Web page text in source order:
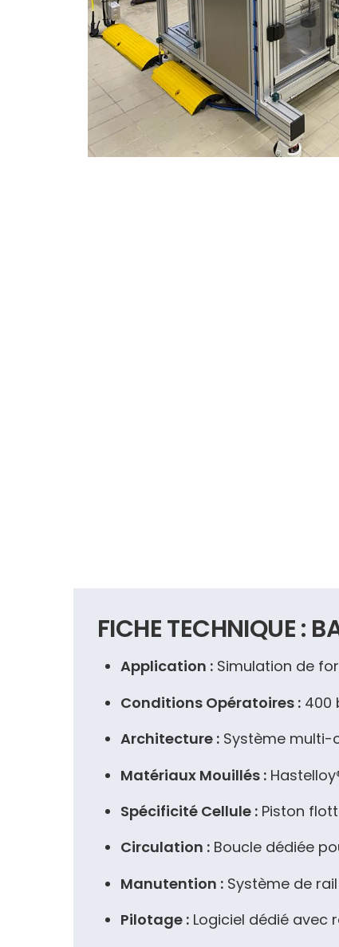
FICHE TECHNIQUE :
Application :Simulation de
Conditions Opératoires :400
Architecture :Système multi-
Matériaux Mouillés :
Spécificité Cellule :Piston
Circulation :Boucle dédiée
Manutention :Système de
Pilotage :Logiciel dédié avec